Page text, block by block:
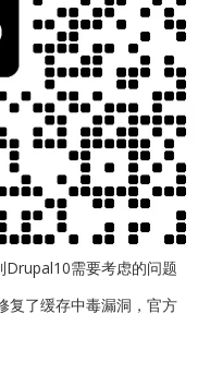
需要考虑的问题
复了缓存中毒漏洞，官方